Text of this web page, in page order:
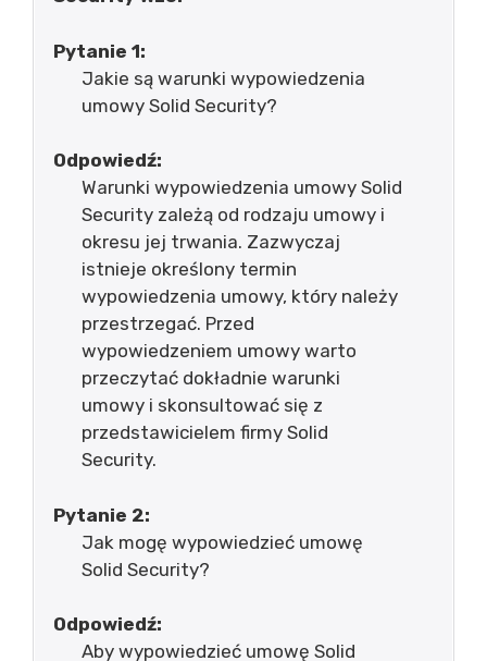
Pytanie 1:
Jakie są warunki wypowiedzenia
umowy Solid Security?
Odpowiedź:
Warunki wypowiedzenia umowy Solid
Security zależą od rodzaju umowy i
okresu jej trwania. Zazwyczaj
istnieje określony termin
wypowiedzenia umowy, który należy
przestrzegać. Przed
wypowiedzeniem umowy warto
przeczytać dokładnie warunki
umowy i skonsultować się z
przedstawicielem firmy Solid
Security.
Pytanie 2:
Jak mogę wypowiedzieć umowę
Solid Security?
Odpowiedź:
Aby wypowiedzieć umowę Solid